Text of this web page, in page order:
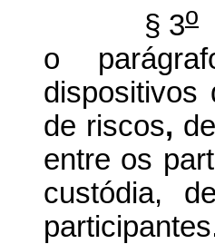
§ 3o
o
dispositivos
de riscos,
entre os
custódia,